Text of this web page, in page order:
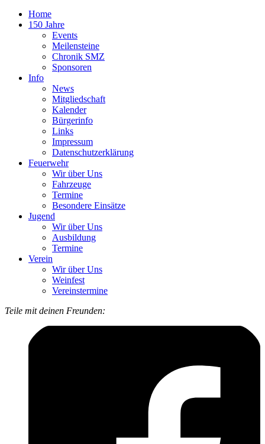
Home
150 Jahre
Events
Meilensteine
Chronik SMZ
Sponsoren
Info
News
Mitgliedschaft
Kalender
Bürgerinfo
Links
Impressum
Datenschutzerklärung
Feuerwehr
Wir über Uns
Fahrzeuge
Termine
Besondere Einsätze
Jugend
Wir über Uns
Ausbildung
Termine
Verein
Wir über Uns
Weinfest
Vereinstermine
Teile mit deinen Freunden: